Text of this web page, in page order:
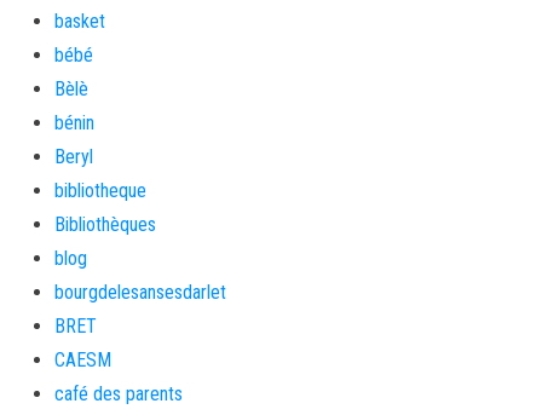
basket
bébé
Bèlè
bénin
Beryl
bibliotheque
Bibliothèques
blog
bourgdelesansesdarlet
BRET
CAESM
café des parents